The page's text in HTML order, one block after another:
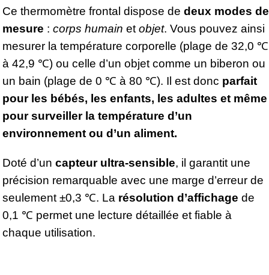
Ce thermomètre frontal dispose de deux modes de
mesure : corps humain et objet. Vous pouvez ainsi
mesurer la température corporelle (plage de 32,0 ℃
à 42,9 ℃) ou celle d’un objet comme un biberon ou
un bain (plage de 0 ℃ à 80 ℃). Il est donc parfait
pour les bébés, les enfants, les adultes et même
pour surveiller la température d’un
environnement ou d’un aliment.
Doté d’un capteur ultra-sensible, il garantit une
précision remarquable avec une marge d’erreur de
seulement ±0,3 ℃. La résolution d’affichage de
0,1 ℃ permet une lecture détaillée et fiable à
chaque utilisation.